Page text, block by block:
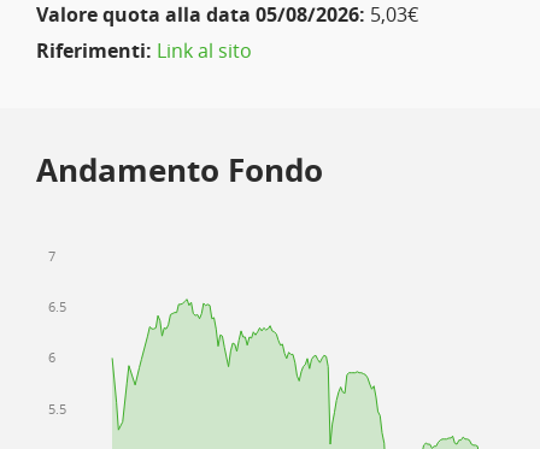
Valore quota alla data 05/08/2026: 5,03€
Riferimenti: Link al sito
Andamento Fondo
5.5
6
6.5
7